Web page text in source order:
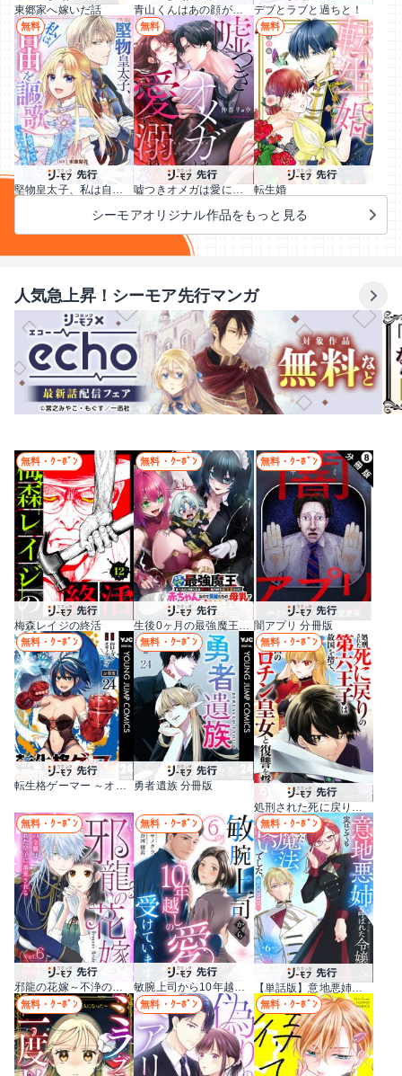
東郷家へ嫁いだ話 青山くんはあの顔がカワイイ デブとラブと過ちと！
無料
堅物皇太子、私は自由を謳歌させていただきます！
無料
嘘つきオメガは愛に溺れる
無料
転生婚
シーモアオリジナル作品をもっと見る
人気急上昇！シーモア先行マンガ
無料・ｸｰﾎﾟﾝ
梅森レイジの終活
無料・ｸｰﾎﾟﾝ
生後0ヶ月の最強魔王 食べるだけ強くなるチート能力持ち転生者だけど赤ちゃんなので英雄たちの母乳で成長して無双します
無料・ｸｰﾎﾟﾝ
闇アプリ 分冊版
無料・ｸｰﾎﾟﾝ
転生格ゲーマー ～オジでも勝てる異世界攻略～ 分冊版
無料・ｸｰﾎﾟﾝ
勇者遺族 分冊版
無料・ｸｰﾎﾟﾝ
処刑された死に戻りの第六王子は故国を捨て、隣国のギロチン皇女と復讐を誓う（分冊版）
無料・ｸｰﾎﾟﾝ
邪龍の花嫁～不浄の令嬢は呪われた皇子に溺愛される～
無料・ｸｰﾎﾟﾝ
敏腕上司から10年越しの愛を受けています
無料・ｸｰﾎﾟﾝ
【単話版】意地悪姉と呼ばれた令嬢、実はとても優れた魔法使いでした。@COMIC
無料・ｸｰﾎﾟﾝ 無料・ｸｰﾎﾟﾝ 無料・ｸｰﾎﾟﾝ